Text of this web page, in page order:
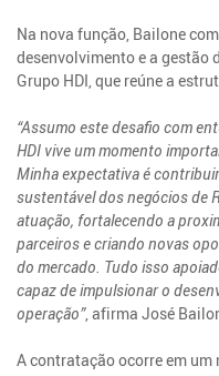
Na nova função, Bailone
desenvolvimento e a gestão
Grupo HDI, que reúne a
“Assumo este desafio com
HDI vive um momento
Minha expectativa é
sustentável dos negócios de
atuação, fortalecendo a
parceiros e criando novas
do mercado. Tudo isso
capaz de impulsionar o
operação”, afirma José
A contratação ocorre em um